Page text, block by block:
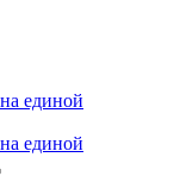
единой
единой